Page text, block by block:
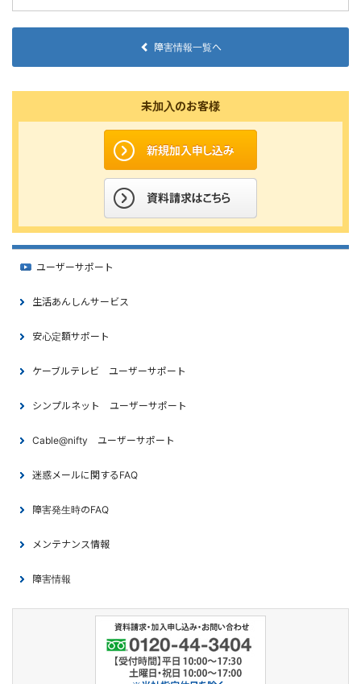
障害情報一覧へ
未加入のお客様
ユーザーサポート
生活あんしんサービス
安心定額サポート
ケーブルテレビ ユーザーサポート
シンプルネット ユーザーサポート
Cable@nifty ユーザーサポート
迷惑メールに関するFAQ
障害発生時のFAQ
メンテナンス情報
障害情報